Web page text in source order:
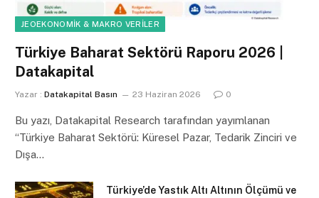
JEOEKONOMIK & MAKRO VERILER
Türkiye Baharat Sektörü Raporu 2026 |
Datakapital
Yazar : Datakapital Basın 23 Haziran 2026 0
Bu yazı, Datakapital Research tarafından yayımlanan
“Türkiye Baharat Sektörü: Küresel Pazar, Tedarik Zinciri ve
Dışa…
Türkiye’de Yastık Altı Altının Ölçümü ve